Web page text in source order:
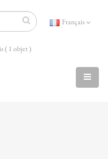
Français
( 1 objet )